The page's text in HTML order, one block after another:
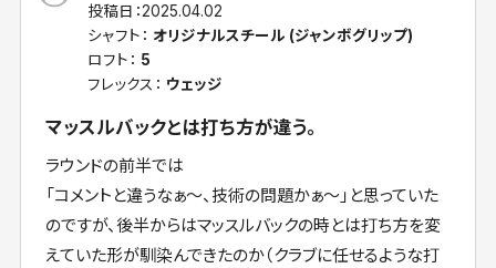
投稿日：2025.04.02
シャフト： オリジナルスチール (ジャンボグリップ)
ロフト： 5
フレックス： ウェッジ
マッスルバックとは打ち方が違う。
ラウンドの前半では
「コメントと違うなぁ〜、技術の問題かぁ〜」と思っていた
のですが、後半からはマッスルバックの時とは打ち方を変
えていた形が馴染んできたのか（クラブに任せるような打